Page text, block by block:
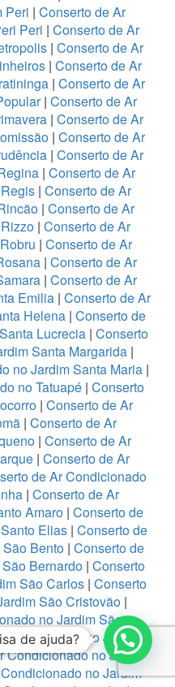
Peri | Conserto de Ar
Peri | Conserto de Ar
| Conserto de Ar
| Conserto de Ar
| Conserto de Ar
| Conserto de Ar
| Conserto de Ar
| Conserto de Ar
| Conserto de Ar
| Conserto de Ar
| Conserto de Ar
| Conserto de Ar
| Conserto de Ar
| Conserto de Ar
| Conserto de Ar
| Conserto de Ar
Emilia | Conserto de Ar
Helena| Conserto de
Lucrecia | Conserto
Santa Margarida |
no Jardim Santa Maria|
no Tatuapé| Conserto
| Conserto de Ar
| Conserto de Ar
| Conserto de Ar
| Conserto de Ar
de Ar Condicionado
| Conserto de Ar
Amaro | Conserto de
Elias| Conserto de
Bento | Conserto de
Bernardo | Conserto
São Carlos| Conserto
São Cristovão|
no Jardim São
no Jardim
Condicionado no Jardim
no Jardim
de ajuda?